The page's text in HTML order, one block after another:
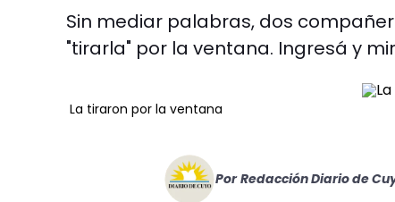
Sin mediar palabras, dos
"tirarla" por la ventana. Ingresá y
La tiraron por la ventana
Por Redacción Diario de